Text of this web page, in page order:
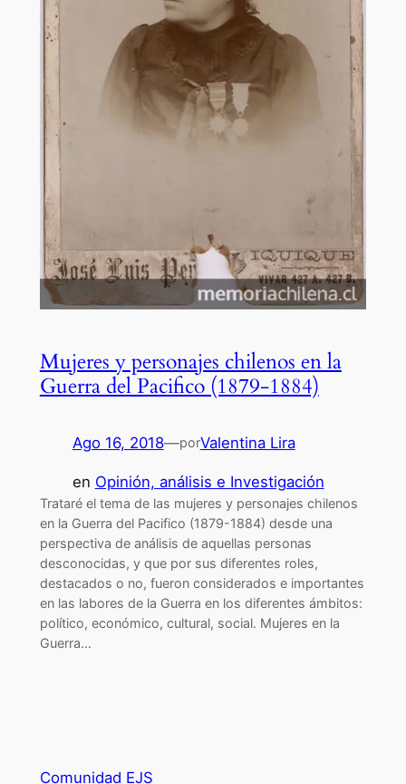
Mujeres y personajes chilenos en la
Guerra del Pacifico (1879-1884)
Ago 16, 2018—porValentina Lira
en Opinión, análisis e Investigación
Trataré el tema de las mujeres y personajes chilenos
en la Guerra del Pacifico (1879-1884) desde una
perspectiva de análisis de aquellas personas
desconocidas, y que por sus diferentes roles,
destacados o no, fueron considerados e importantes
en las labores de la Guerra en los diferentes ámbitos:
político, económico, cultural, social. Mujeres en la
Guerra…
Comunidad EJS